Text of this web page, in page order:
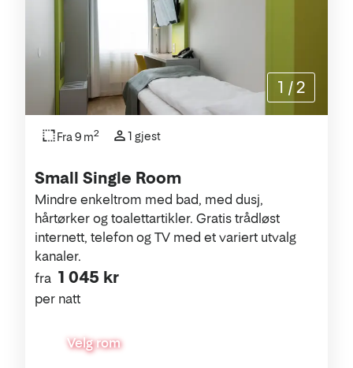
Small Single Room
fra 1 045 kr
per natt
Mindre enkeltrom med bad, med dusj,
hårtørker og toalettartikler. Gratis trådløst
internett, telefon og TV med et variert utvalg
kanaler.
Velg rom
Fra 9 m2 1 gjest
1 /2